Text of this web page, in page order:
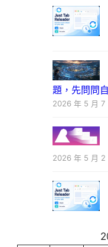
題，先問問
2026 年 5 月 7
2026 年 5 月 2